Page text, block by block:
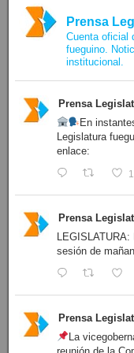
Prensa
Cuenta oficial
fueguino.
institucional.
Prensa
En
Legislatura
enlace:
1
Prensa
sesión de
Prensa
La